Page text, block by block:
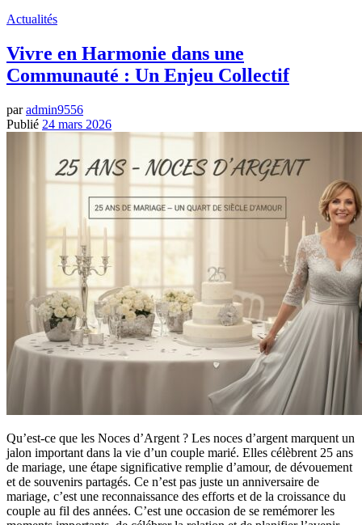
Actualités
Vivre en Harmonie dans une
Communauté : Un Enjeu Collectif
paradmin9556
Publié 24 mars 2026
Qu’est-ce que les Noces d’Argent ? Les noces d’argent marquent un
jalon important dans la vie d’un couple marié. Elles célèbrent 25 ans
de mariage, une étape significative remplie d’amour, de dévouement
et de souvenirs partagés. Ce n’est pas juste un anniversaire de
mariage, c’est une reconnaissance des efforts et de la croissance du
couple au fil des années. C’est une occasion de se remémorer les